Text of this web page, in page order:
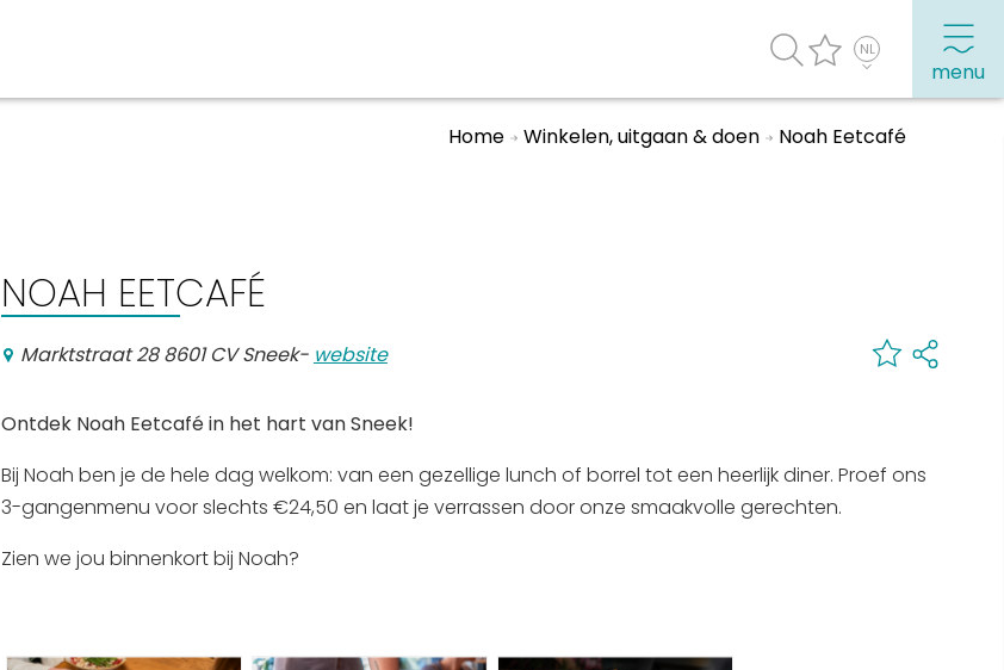
menu
Jouw Sneek
De Friese meren
Webcams
De leukste routes
Home Winkelen, uitgaan & doen Noah Eetcafé
NOAH EETCAFÉ
Marktstraat 28 8601 CV Sneek- website
Ontdek Noah Eetcafé in het hart van Sneek!
Bij Noah ben je de hele dag welkom: van een gezellige lunch of borrel tot een heerlijk diner. Proef ons
3-gangenmenu voor slechts €24,50 en laat je verrassen door onze smaakvolle gerechten.
Zien we jou binnenkort bij Noah?